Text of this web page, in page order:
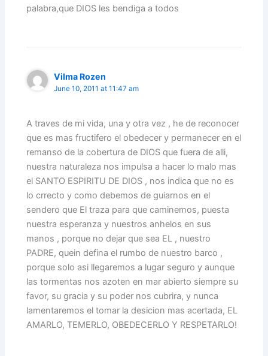
palabra,que DIOS les bendiga a todos
Vilma Rozen
June 10, 2011 at 11:47 am
A traves de mi vida, una y otra vez , he de reconocer
que es mas fructifero el obedecer y permanecer en el
remanso de la cobertura de DIOS que fuera de alli,
nuestra naturaleza nos impulsa a hacer lo malo mas
el SANTO ESPIRITU DE DIOS , nos indica que no es
lo crrecto y como debemos de guiarnos en el
sendero que El traza para que caminemos, puesta
nuestra esperanza y nuestros anhelos en sus
manos , porque no dejar que sea EL , nuestro
PADRE, quein defina el rumbo de nuestro barco ,
porque solo asi llegaremos a lugar seguro y aunque
las tormentas nos azoten en mar abierto siempre su
favor, su gracia y su poder nos cubrira, y nunca
lamentaremos el tomar la desicion mas acertada, EL
AMARLO, TEMERLO, OBEDECERLO Y RESPETARLO!